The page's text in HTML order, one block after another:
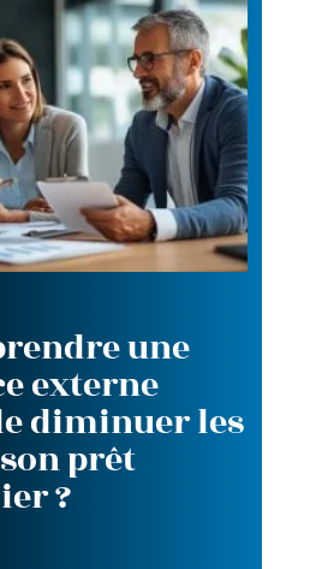
une
externe
diminuer les
prêt
?